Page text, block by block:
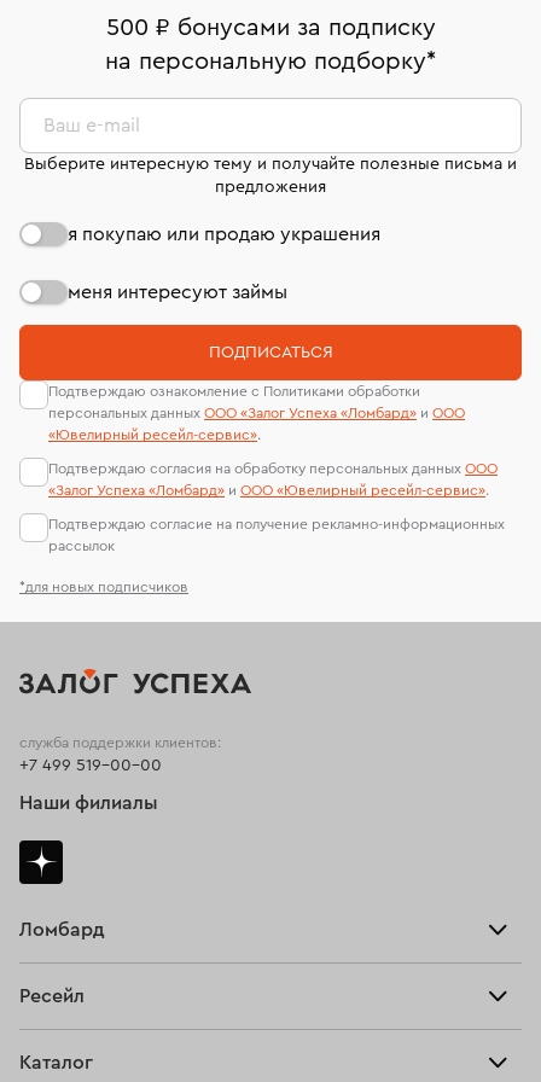
комиссионных украшений и часов смотрите на
странице«Возврат украшений»
Москва, ул. Грузинский Вал, д. 28/45
Срок бронирования украшения при самовывозе из
Оплата наличными или картой
Система быстрых платежей (по QR-коду)
В кредит от Т-Банка (до 50 000 руб., на 3–6 мес.)
номер (УИН)
На особо ценные изделия получены
сертификаты МГУ и других геммологических
лабораторий
500 ₽ бонусами за подписку
на персональную подборку*
*для новых подписчиков
Ваш e-mail
Выберите интересную тему и получайте полезные письма и
предложения
я покупаю или продаю украшения
меня интересуют займы
ПОДПИСАТЬСЯ
Подтверждаю ознакомление с Политиками обработки
персональных данных ООО «Залог Успеха «Ломбард» и ООО
«Ювелирный ресейл-сервиc».
Подтверждаю согласия на обработку персональных данных ООО
«Залог Успеха «Ломбард» и ООО «Ювелирный ресейл-сервиc».
Подтверждаю согласие на получение рекламно-информационных
рассылок
Ломбард
Тарифы
Ресейл
Каталог
служба поддержки клиентов:
+7 499 519-00-00
Наши филиалы